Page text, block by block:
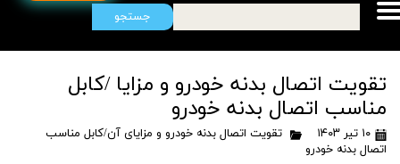
جستجو
تقویت اتصال بدنه خودرو و مزایا /کابل
مناسب اتصال بدنه خودرو
۱۰ تیر ۱۴۰۳
تقویت اتصال بدنه خودرو و مزایای آن/کابل مناسب
اتصال بدنه خودرو